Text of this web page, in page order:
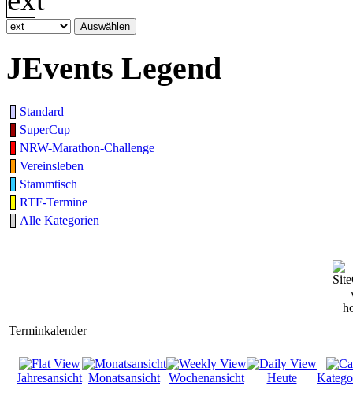
JEvents Legend
Standard
SuperCup
NRW-Marathon-Challenge
Vereinsleben
Stammtisch
RTF-Termine
Alle Kategorien
Terminkalender
Jahresansicht Monatsansicht Wochenansicht Heute